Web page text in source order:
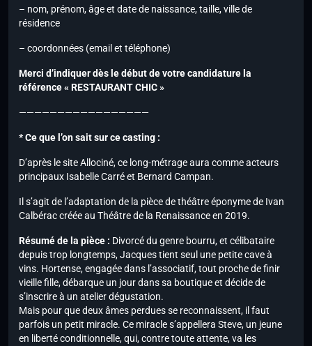
– nom, prénom, âge et date de naissance, taille, ville de
résidence
– coordonnées (email et téléphone)
Merci d’indiquer dès le début de votre candidature la
référence « RESTAURANT CHIC »
—————————————————
* Ce que l’on sait sur ce casting :
D’après le site Allociné, ce long-métrage aura comme acteurs
principaux Isabelle Carré et Bernard Campan.
Il s’agit de l’adaptation de la pièce de théâtre éponyme de Ivan
Calbérac créée au Théâtre de la Renaissance en 2019.
Résumé de la pièce : Divorcé du genre bourru, et célibataire
depuis trop longtemps, Jacques tient seul une petite cave à
vins. Hortense, engagée dans l’associatif, tout proche de finir
vieille fille, débarque un jour dans sa boutique et décide de
s’inscrire à un atelier dégustation.
Mais pour que deux âmes perdues se reconnaissent, il faut
parfois un petit miracle. Ce miracle s’appellera Steve, un jeune
en liberté conditionnelle, qui, contre toute attente, va les